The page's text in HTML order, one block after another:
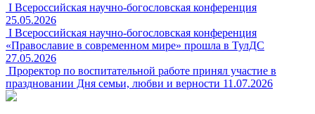
I Всероссийская научно-богословская конференция
25.05.2026
I Всероссийская научно-богословская конференция
«Православие в современном мире» прошла в ТулДС
27.05.2026
Проректор по воспитательной работе принял участие в
праздновании Дня семьи, любви и верности 11.07.2026